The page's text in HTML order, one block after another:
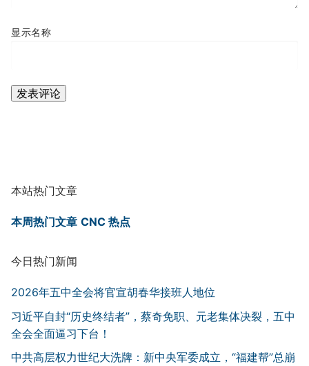
显示名称
本站热门文章
本周热门文章 CNC 热点
今日热门新闻
2026年五中全会将官宣胡春华接班人地位
习近平自封“历史终结者”，蔡奇免职、元老集体决裂，五中
全会全面逼习下台！
中共高层权力世纪大洗牌：新中央军委成立，“福建帮”总崩